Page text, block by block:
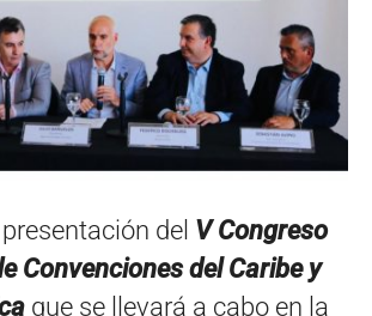
del V Congreso
Convenciones del Caribe y
que se llevará a cabo en la